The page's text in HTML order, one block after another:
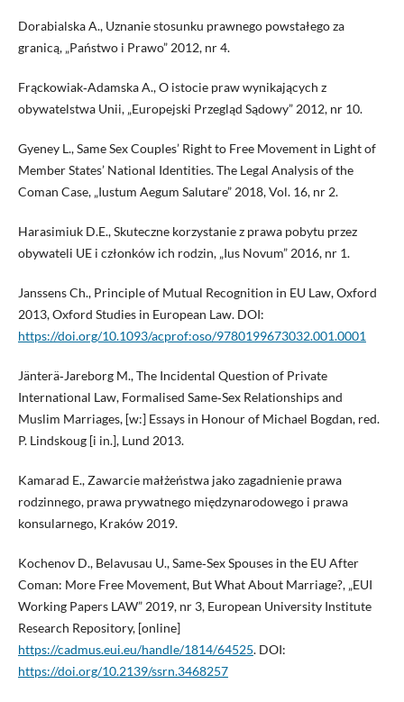
Dorabialska A., Uznanie stosunku prawnego powstałego za
granicą, „Państwo i Prawo” 2012, nr 4.
Frąckowiak‑Adamska A., O istocie praw wynikających z
obywatelstwa Unii, „Europejski Przegląd Sądowy” 2012, nr 10.
Gyeney L., Same Sex Couples’ Right to Free Movement in Light of
Member States’ National Identities. The Legal Analysis of the
Coman Case, „Iustum Aegum Salutare” 2018, Vol. 16, nr 2.
Harasimiuk D.E., Skuteczne korzystanie z prawa pobytu przez
obywateli UE i członków ich rodzin, „Ius Novum” 2016, nr 1.
Janssens Ch., Principle of Mutual Recognition in EU Law, Oxford
2013, Oxford Studies in European Law. DOI:
https://doi.org/10.1093/acprof:oso/9780199673032.001.0001
Jänterä‑Jareborg M., The Incidental Question of Private
International Law, Formalised Same‑Sex Relationships and
Muslim Marriages, [w:] Essays in Honour of Michael Bogdan, red.
P. Lindskoug [i in.], Lund 2013.
Kamarad E., Zawarcie małżeństwa jako zagadnienie prawa
rodzinnego, prawa prywatnego międzynarodowego i prawa
konsularnego, Kraków 2019.
Kochenov D., Belavusau U., Same‑Sex Spouses in the EU After
Coman: More Free Movement, But What About Marriage?, „EUI
Working Papers LAW” 2019, nr 3, European University Institute
Research Repository, [online]
https://cadmus.eui.eu/handle/1814/64525. DOI:
https://doi.org/10.2139/ssrn.3468257